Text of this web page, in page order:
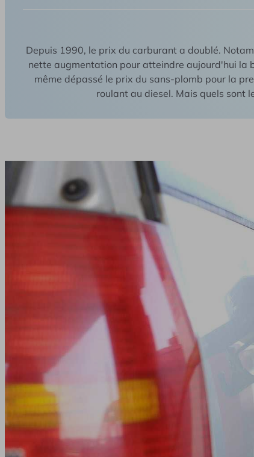
Remorque Utilitaire
Depuis 1990, le prix du carburant a doublé.
nette augmentation pour atteindre aujourd'hui la
même dépassé le prix du sans-plomb pour la
roulant au diesel. Mais quels sont